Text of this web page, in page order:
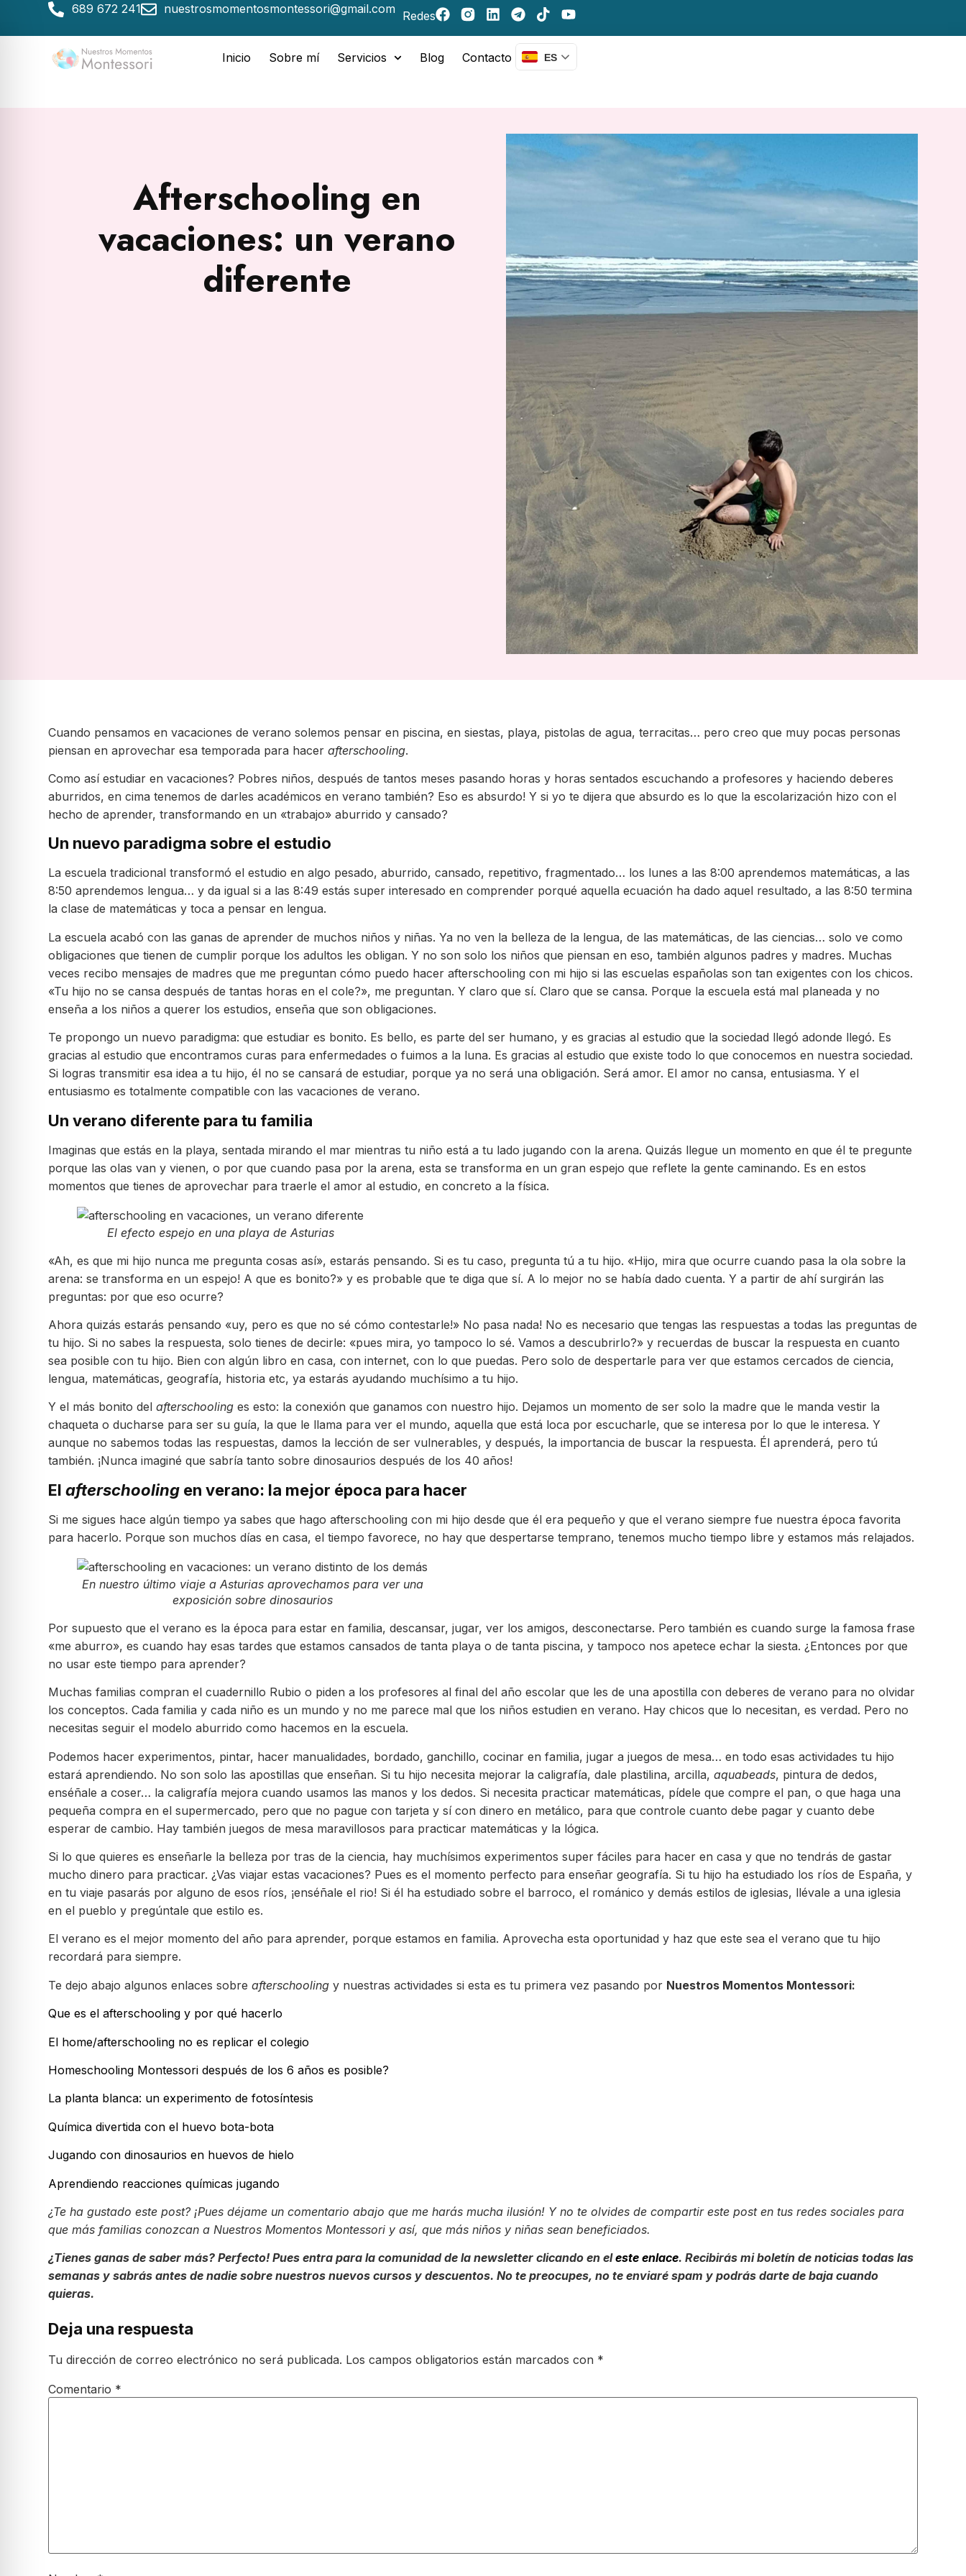
689 672 241 nuestrosmomentosmontessori@gmail.com Redes
Inicio Sobre mí Servicios Blog Contacto ES
Afterschooling en
vacaciones: un verano
diferente
Cuando pensamos en vacaciones de verano solemos pensar en piscina, en siestas, playa, pistolas de agua, terracitas… pero creo que muy pocas personas
piensan en aprovechar esa temporada para hacerafterschooling.
Como así estudiar en vacaciones? Pobres niños, después de tantos meses pasando horas y horas sentados escuchando a profesores y haciendo deberes
aburridos, en cima tenemos de darles académicos en verano también? Eso es absurdo! Y si yo te dijera que absurdo es lo que la escolarización hizo con el
hecho de aprender, transformando en un «trabajo» aburrido y cansado?
Un nuevo paradigma sobre el estudio
La escuela tradicional transformó el estudio en algo pesado, aburrido, cansado, repetitivo, fragmentado… los lunes a las 8:00 aprendemos matemáticas, a las
8:50 aprendemos lengua… y da igual si a las 8:49 estás super interesado en comprender porqué aquella ecuación ha dado aquel resultado, a las 8:50 termina
la clase de matemáticas y toca a pensar en lengua.
La escuela acabó con las ganas de aprender de muchos niños y niñas. Ya no ven la belleza de la lengua, de las matemáticas, de las ciencias… solo ve como
obligaciones que tienen de cumplir porque los adultos les obligan. Y no son solo los niños que piensan en eso, también algunos padres y madres. Muchas
veces recibo mensajes de madres que me preguntan cómo puedo hacer afterschooling con mi hijo si las escuelas españolas son tan exigentes con los chicos.
«Tu hijo no se cansa después de tantas horas en el cole?», me preguntan. Y claro que sí. Claro que se cansa. Porque la escuela está mal planeada y no
enseña a los niños a querer los estudios, enseña que son obligaciones.
Te propongo un nuevo paradigma: que estudiar es bonito. Es bello, es parte del ser humano, y es gracias al estudio que la sociedad llegó adonde llegó. Es
gracias al estudio que encontramos curas para enfermedades o fuimos a la luna. Es gracias al estudio que existe todo lo que conocemos en nuestra sociedad.
Si logras transmitir esa idea a tu hijo, él no se cansará de estudiar, porque ya no será una obligación. Será amor. El amor no cansa, entusiasma. Y el
entusiasmo es totalmente compatible con las vacaciones de verano.
Un verano diferente para tu familia
Imaginas que estás en la playa, sentada mirando el mar mientras tu niño está a tu lado jugando con la arena. Quizás llegue un momento en que él te pregunte
porque las olas van y vienen, o por que cuando pasa por la arena, esta se transforma en un gran espejo que reflete la gente caminando. Es en estos
momentos que tienes de aprovechar para traerle el amor al estudio, en concreto a la física.
El efecto espejo en una playa de Asturias
«Ah, es que mi hijo nunca me pregunta cosas así», estarás pensando. Si es tu caso, pregunta tú a tu hijo. «Hijo, mira que ocurre cuando pasa la ola sobre la
arena: se transforma en un espejo! A que es bonito?» y es probable que te diga que sí. A lo mejor no se había dado cuenta. Y a partir de ahí surgirán las
preguntas: por que eso ocurre?
Ahora quizás estarás pensando «uy, pero es que no sé cómo contestarle!» No pasa nada! No es necesario que tengas las respuestas a todas las preguntas de
tu hijo. Si no sabes la respuesta, solo tienes de decirle: «pues mira, yo tampoco lo sé. Vamos a descubrirlo?» y recuerdas de buscar la respuesta en cuanto
sea posible con tu hijo. Bien con algún libro en casa, con internet, con lo que puedas. Pero solo de despertarle para ver que estamos cercados de ciencia,
lengua, matemáticas, geografía, historia etc, ya estarás ayudando muchísimo a tu hijo.
Y el más bonito delafterschooling es esto: la conexión que ganamos con nuestro hijo. Dejamos un momento de ser solo la madre que le manda vestir la
chaqueta o ducharse para ser su guía, la que le llama para ver el mundo, aquella que está loca por escucharle, que se interesa por lo que le interesa. Y
aunque no sabemos todas las respuestas, damos la lección de ser vulnerables, y después, la importancia de buscar la respuesta. Él aprenderá, pero tú
también. ¡Nunca imaginé que sabría tanto sobre dinosaurios después de los 40 años!
Elafterschooling en verano: la mejor época para hacer
Si me sigues hace algún tiempo ya sabes que hago afterschooling con mi hijo desde que él era pequeño y que el verano siempre fue nuestra época favorita
para hacerlo. Porque son muchos días en casa, el tiempo favorece, no hay que despertarse temprano, tenemos mucho tiempo libre y estamos más relajados.
En nuestro último viaje a Asturias aprovechamos para ver una
exposición sobre dinosaurios
Por supuesto que el verano es la época para estar en familia, descansar, jugar, ver los amigos, desconectarse. Pero también es cuando surge la famosa frase
«me aburro», es cuando hay esas tardes que estamos cansados de tanta playa o de tanta piscina, y tampoco nos apetece echar la siesta. ¿Entonces por que
no usar este tiempo para aprender?
Muchas familias compran el cuadernillo Rubio o piden a los profesores al final del año escolar que les de una apostilla con deberes de verano para no olvidar
los conceptos. Cada familia y cada niño es un mundo y no me parece mal que los niños estudien en verano. Hay chicos que lo necesitan, es verdad. Pero no
necesitas seguir el modelo aburrido como hacemos en la escuela.
Podemos hacer experimentos, pintar, hacer manualidades, bordado, ganchillo, cocinar en familia, jugar a juegos de mesa… en todo esas actividades tu hijo
estará aprendiendo. No son solo las apostillas que enseñan. Si tu hijo necesita mejorar la caligrafía, dale plastilina, arcilla,aquabeads, pintura de dedos,
enséñale a coser… la caligrafía mejora cuando usamos las manos y los dedos. Si necesita practicar matemáticas, pídele que compre el pan, o que haga una
pequeña compra en el supermercado, pero que no pague con tarjeta y sí con dinero en metálico, para que controle cuanto debe pagar y cuanto debe
esperar de cambio. Hay también juegos de mesa maravillosos para practicar matemáticas y la lógica.
Si lo que quieres es enseñarle la belleza por tras de la ciencia, hay muchísimos experimentos super fáciles para hacer en casa y que no tendrás de gastar
mucho dinero para practicar. ¿Vas viajar estas vacaciones? Pues es el momento perfecto para enseñar geografía. Si tu hijo ha estudiado los ríos de España, y
en tu viaje pasarás por alguno de esos ríos, ¡enséñale el rio! Si él ha estudiado sobre el barroco, el románico y demás estilos de iglesias, llévale a una iglesia
en el pueblo y pregúntale que estilo es.
El verano es el mejor momento del año para aprender, porque estamos en familia. Aprovecha esta oportunidad y haz que este sea el verano que tu hijo
recordará para siempre.
Te dejo abajo algunos enlaces sobreafterschoolingy nuestras actividades si esta es tu primera vez pasando por Nuestros Momentos Montessori:
Que es el afterschooling y por qué hacerlo
El home/afterschooling no es replicar el colegio
Homeschooling Montessori después de los 6 años es posible?
La planta blanca: un experimento de fotosíntesis
Química divertida con el huevo bota-bota
Jugando con dinosaurios en huevos de hielo
Aprendiendo reacciones químicas jugando
¿Te ha gustado este post? ¡Pues déjame un comentario abajo que me harás mucha ilusión! Y no te olvides de compartir este post en tus redes sociales para
que más familias conozcan a Nuestros Momentos Montessori y así, que más niños y niñas sean beneficiados.
¿Tienes ganas de saber más? Perfecto! Pues entra para la comunidad de la newsletter clicando en eleste enlace. Recibirás miboletín de noticias todas las
semanas y sabrás antes de nadie sobre nuestros nuevos cursos y descuentos. No te preocupes, no te enviaré spam y podrás darte de baja cuando
quieras.
Deja una respuesta
Tu dirección de correo electrónico no será publicada. Los campos obligatorios están marcados con *
Comentario *